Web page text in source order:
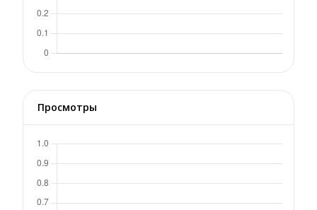
Просмотры